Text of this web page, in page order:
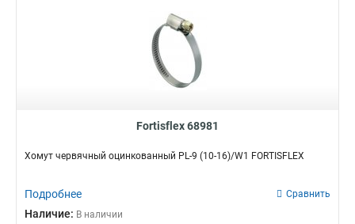
Fortisflex 68981
Хомут червячный оцинкованный PL-9 (10-16)/W1 FORTISFLEX
Подробнее Сравнить
Наличие: В наличии